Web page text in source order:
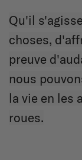
Qu'il
choses,
preuve
nous
la vie en les
roues.